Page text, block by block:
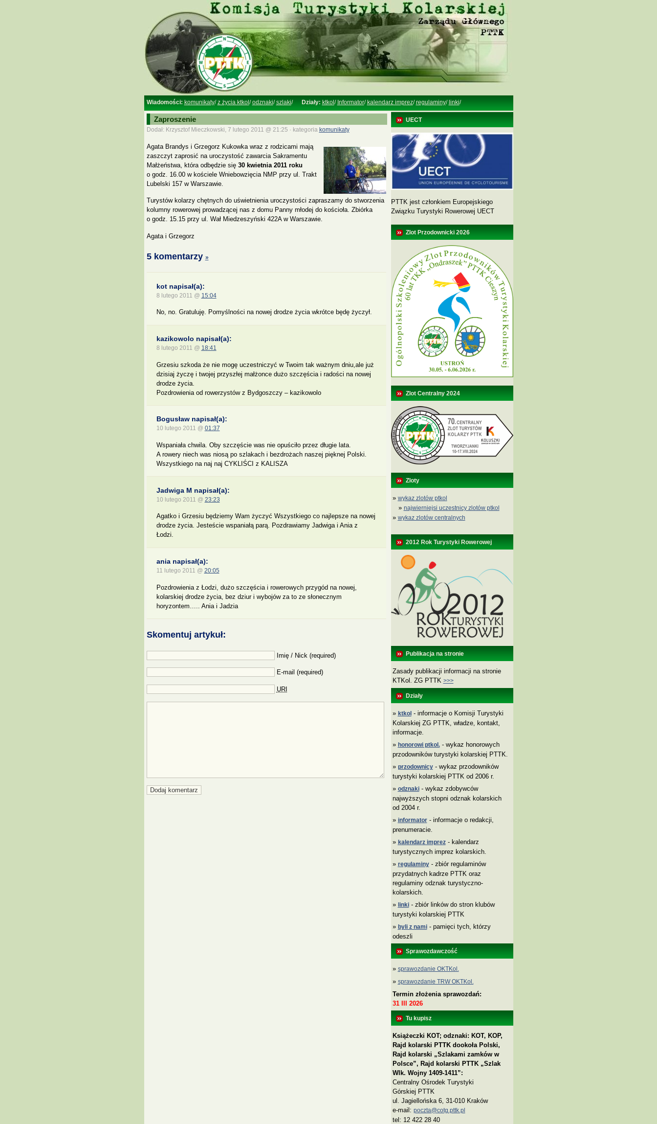
Wiadomości: komunikaty/z życia ktkol /odznaki/szlaki/ Działy: ktkol / Informator/ kalendarz imprez/regulaminy/ linki/
Zaproszenie
Dodał: Krzysztof Mieczkowski, 7 lutego 2011 @ 21:25 · kategoria komunikaty
Agata Brandys i Grzegorz Kukowka wraz z rodzicami mają
zaszczyt zaprosić na uroczystość zawarcia Sakramentu
Małżeństwa, która odbędzie się 30 kwietnia 2011 roku
o godz. 16.00 w kościele Wniebowzięcia NMP przy ul. Trakt
Lubelski 157 w Warszawie.
Turystów kolarzy chętnych do uświetnienia uroczystości zapraszamy do stworzenia
kolumny rowerowej prowadzącej nas z domu Panny młodej do kościoła. Zbiórka
o godz. 15.15 przy ul. Wał Miedzeszyński 422A w Warszawie.
Agata i Grzegorz
5 komentarzy »
kot napisał(a):
8 lutego 2011 @ 15:04
No, no. Gratuluję. Pomyślności na nowej drodze życia wkrótce będę życzył.
kazikowolo napisał(a):
8 lutego 2011 @ 18:41
Grzesiu szkoda że nie mogę uczestniczyć w Twoim tak ważnym dniu,ale już
dzisiaj życzę i twojej przyszłej małżonce dużo szczęścia i radości na nowej
drodze życia.
Pozdrowienia od rowerzystów z Bydgoszczy – kazikowolo
Bogusław napisał(a):
10 lutego 2011 @ 01:37
Wspaniała chwila. Oby szczęście was nie opuściło przez długie lata.
A rowery niech was niosą po szlakach i bezdrożach naszej pięknej Polski.
Wszystkiego na naj naj CYKLIŚCI z KALISZA
Jadwiga M napisał(a):
10 lutego 2011 @ 23:23
Agatko i Grzesiu będziemy Wam życzyć Wszystkiego co najlepsze na nowej
drodze życia. Jesteście wspaniałą parą. Pozdrawiamy Jadwiga i Ania z
Łodzi.
ania napisał(a):
11 lutego 2011 @ 20:05
Pozdrowienia z Łodzi, dużo szczęścia i rowerowych przygód na nowej,
kolarskiej drodze życia, bez dziur i wybojów za to ze słonecznym
horyzontem….. Ania i Jadzia
Skomentuj artykuł:
Imię / Nick (required)
E-mail (required)
URI
UECT
PTTK jest członkiem Europejskiego
Związku Turystyki Rowerowej UECT
Zlot Przodownicki 2026
Zlot Centralny 2024
Zloty
» wykaz zlotów ptkol
» najwierniejsi uczestnicy zlotów ptkol
» wykaz zlotów centralnych
2012 Rok Turystyki Rowerowej
Publikacja na stronie
Zasady publikacji informacji na stronie
KTKol. ZG PTTK >>>
Działy
» ktkol- informacje o Komisji Turystyki
Kolarskiej ZG PTTK, władze, kontakt,
informacje.
» honorowi ptkol.- wykaz honorowych
przodowników turystyki kolarskiej PTTK.
» przodownicy- wykaz przodowników
turystyki kolarskiej PTTK od 2006 r.
» odznaki- wykaz zdobywców
najwyższych stopni odznak kolarskich
od 2004 r.
» informator- informacje o redakcji,
prenumeracie.
» kalendarz imprez- kalendarz
turystycznych imprez kolarskich.
» regulaminy- zbiór regulaminów
przydatnych kadrze PTTK oraz
regulaminy odznak turystyczno-
kolarskich.
» linki- zbiór linków do stron klubów
turystyki kolarskiej PTTK
» byli z nami- pamięci tych, którzy
odeszli
Sprawozdawczość
» sprawozdanie OKTKol.
» sprawozdanie TRW OKTKol.
Termin złożenia sprawozdań:
31 III 2026
Tu kupisz
Książeczki KOT; odznaki: KOT, KOP,
Rajd kolarski PTTK dookoła Polski,
Rajd kolarski „Szlakami zamków w
Polsce”, Rajd kolarski PTTK „Szlak
Wlk. Wojny 1409-1411”:
Centralny Ośrodek Turystyki
Górskiej PTTK
ul. Jagiellońska 6, 31-010 Kraków
e-mail: poczta@cotg.pttk.pl
tel: 12 422 28 40